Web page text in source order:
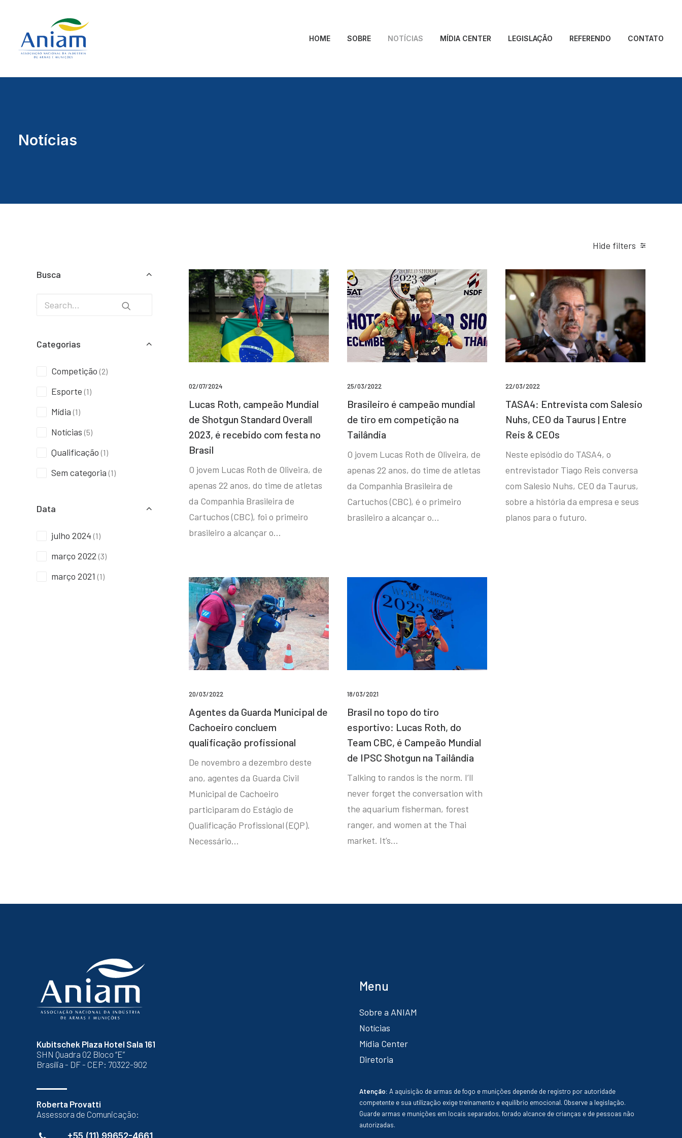
HOME SOBRE NOTÍCIAS MÍDIA CENTER LEGISLAÇÃO REFERENDO CONTATO
Notícias
Hide filters
Busca
Categorias
Competição (2)
Esporte (1)
Mídia (1)
Notícias (5)
Qualificação (1)
Sem categoria (1)
Data
julho 2024 (1)
março 2022 (3)
março 2021 (1)
02/07/2024
Lucas Roth, campeão Mundial
de Shotgun Standard Overall
2023, é recebido com festa no
Brasil
O jovem Lucas Roth de Oliveira, de
apenas 22 anos, do time de atletas
da Companhia Brasileira de
Cartuchos (CBC), foi o primeiro
brasileiro a alcançar o…
25/03/2022
Brasileiro é campeão mundial
de tiro em competição na
Tailândia
O jovem Lucas Roth de Oliveira, de
apenas 22 anos, do time de atletas
da Companhia Brasileira de
Cartuchos (CBC), é o primeiro
brasileiro a alcançar o…
22/03/2022
TASA4: Entrevista com Salesio
Nuhs, CEO da Taurus | Entre
Reis & CEOs
Neste episódio do TASA4, o
entrevistador Tiago Reis conversa
com Salesio Nuhs, CEO da Taurus,
sobre a história da empresa e seus
planos para o futuro.
20/03/2022
Agentes da Guarda Municipal de
Cachoeiro concluem
qualificação profissional
De novembro a dezembro deste
ano, agentes da Guarda Civil
Municipal de Cachoeiro
participaram do Estágio de
Qualificação Profissional (EQP).
Necessário…
18/03/2021
Brasil no topo do tiro
esportivo: Lucas Roth, do
Team CBC, é Campeão Mundial
de IPSC Shotgun na Tailândia
Talking to randos is the norm. I’ll
never forget the conversation with
the aquarium fisherman, forest
ranger, and women at the Thai
market. It’s…
Kubitschek Plaza Hotel Sala 161
SHN Quadra 02 Bloco “E”
Brasília - DF - CEP: 70322-902
Roberta Provatti
Assessora de Comunicação:
+55 (11) 99652-4661
Menu
Sobre a ANIAM
Notícias
Mídia Center
Diretoria
Atenção: A aquisição de armas de fogo e munições depende de registro por autoridade
competente e sua utilização exige treinamento e equilíbrio emocional. Observe a legislação.
Guarde armas e munições em locais separados, forado alcance de crianças e de pessoas não
autorizadas.